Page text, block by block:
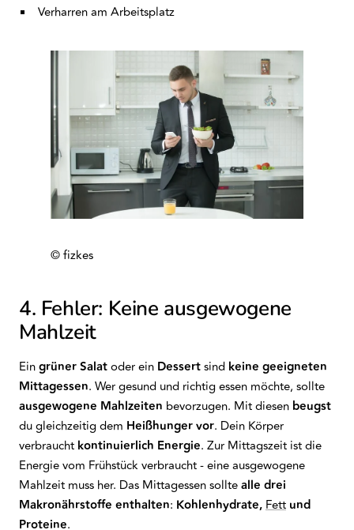
Verharren am Arbeitsplatz
© fizkes
4. Fehler: Keine ausgewogene
Mahlzeit
Eingrüner Salatoder ein Dessertsind keine geeigneten
Mittagessen. Wer gesund und richtig essen möchte, sollte
ausgewogene Mahlzeiten bevorzugen. Mit diesen beugst
du gleichzeitig dem Heißhunger vor. Dein Körper
verbraucht kontinuierlich Energie. Zur Mittagszeit ist die
Energie vom Frühstück verbraucht - eine ausgewogene
Mahlzeit muss her. Das Mittagessen solltealle drei
Makronährstoffe enthalten: Kohlenhydrate,Fett und
Proteine.